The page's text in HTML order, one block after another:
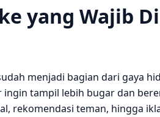
yang Wajib
menjadi bagian dari gaya
tampil lebih bugar dan
rekomendasi teman, hingga